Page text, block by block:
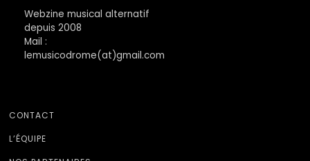
Webzine musical alternatif
depuis 2008
Mail :
lemusicodrome(at)gmail.com
CONTACT
L’ÉQUIPE